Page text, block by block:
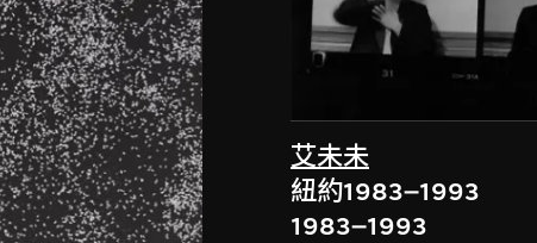
艾未未
紐約1983–1993
1983–1993